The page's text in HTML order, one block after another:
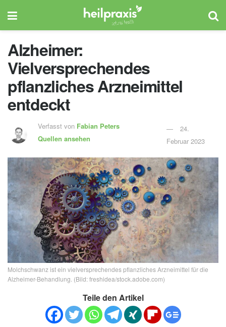
Alzheimer:
Vielversprechendes
pflanzliches Arzneimittel
entdeckt
Verfasst von Fabian Peters
Quellen ansehen
24.
Februar 2023
Molchschwanz ist ein vielversprechendes pflanzliches Arzneimittel für die
Alzheimer-Behandlung. (Bild: freshidea/stock.adobe.com)
Teile den Artikel